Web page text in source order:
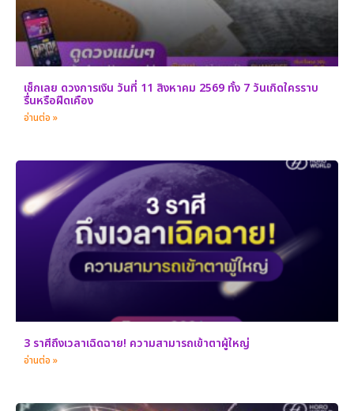
เช็กเลย ดวงการเงิน วันที่ 11 สิงหาคม 2569 ทั้ง 7 วันเกิดใครราบ
รื่นหรือฝืดเคือง
อ่านต่อ »
3 ราศีถึงเวลาเฉิดฉาย! ความสามารถเข้าตาผู้ใหญ่
อ่านต่อ »